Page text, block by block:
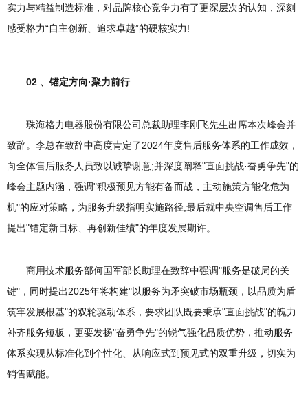
实力与精益制造标准，对品牌核心竞争力有了更深层次的认知，深刻
感受格力“自主创新、追求卓越”的硬核实力!
02 、锚定方向·聚力前行
珠海格力电器股份有限公司总裁助理李刚飞先生出席本次峰会并
致辞。李总在致辞中高度肯定了2024年度售后服务体系的工作成效，
向全体售后服务人员致以诚挚谢意;并深度阐释"直面挑战·奋勇争先"的
峰会主题内涵，强调"积极预见方能有备而战，主动施策方能化危为
机"的应对策略，为服务升级指明实施路径;最后就中央空调售后工作
提出"锚定新目标、再创新佳绩"的年度发展期许。
商用技术服务部何国军部长助理在致辞中强调"服务是破局的关
键"，同时提出2025年将构建"以服务为矛突破市场瓶颈，以品质为盾
筑牢发展根基"的双轮驱动体系，要求团队既要秉承"直面挑战"的魄力
补齐服务短板，更要发扬"奋勇争先"的锐气强化品质优势，推动服务
体系实现从标准化到个性化、从响应式到预见式的双重升级，切实为
销售赋能。